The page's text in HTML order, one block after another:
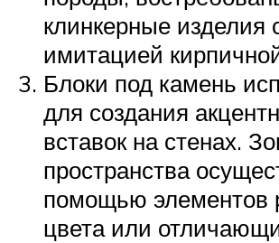
клинкерные изделия
имитацией
Блоки под камень
для создания
вставок на стенах.
пространства
помощью элементов
цвета или